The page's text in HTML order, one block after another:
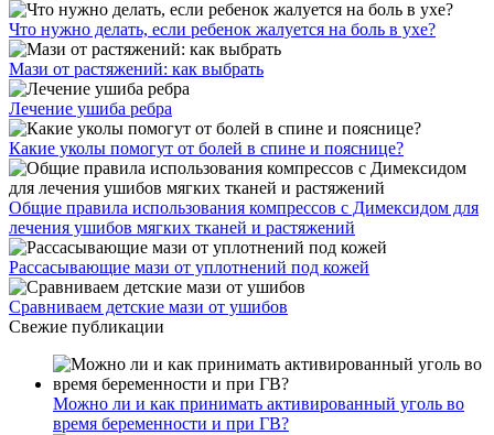
Что нужно делать, если ребенок жалуется на боль в ухе?
Мази от растяжений: как выбрать
Лечение ушиба ребра
Какие уколы помогут от болей в спине и пояснице?
Общие правила использования компрессов с Димексидом для
лечения ушибов мягких тканей и растяжений
Рассасывающие мази от уплотнений под кожей
Сравниваем детские мази от ушибов
Свежие публикации
Можно ли и как принимать активированный уголь во
время беременности и при ГВ?